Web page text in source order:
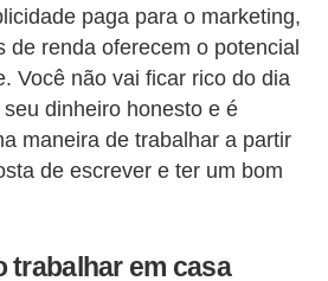
paga para o marketing,
de renda oferecem o potencial
Você não vai ficar rico do dia
dinheiro honesto e é
maneira de trabalhar a partir
de escrever e ter um bom
trabalhar em casa